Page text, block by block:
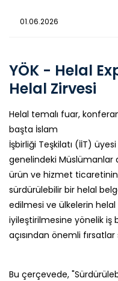
01.06.2026
YÖK - Helal
Helal Zirvesi
Helal temalı fuar,
başta İslam
İşbirliği Teşkilatı (İİT)
genelindeki Müslümanlar
ürün ve hizmet
sürdürülebilir bir helal
edilmesi ve ülkelerin helal
iyileştirilmesine yönelik iş
açısından önemli
Bu çerçevede,